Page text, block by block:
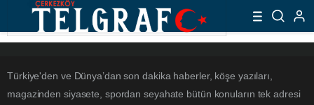
Türkiye'den ve Dünya’dan son dakika haberler, köşe yazıları,
magazinden siyasete, spordan seyahate bütün konuların tek adresi